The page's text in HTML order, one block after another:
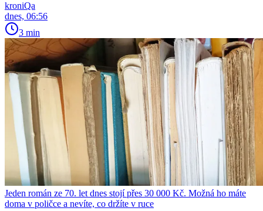
kroniQa
dnes, 06:56
3 min
Jeden román ze 70. let dnes stojí přes 30 000 Kč. Možná ho máte
doma v poličce a nevíte, co držíte v ruce